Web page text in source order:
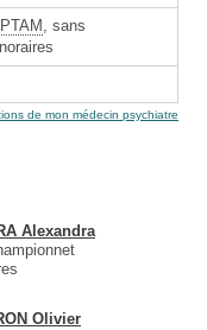
, sans
de mon médecin psychiatre
Alexandra
Olivier